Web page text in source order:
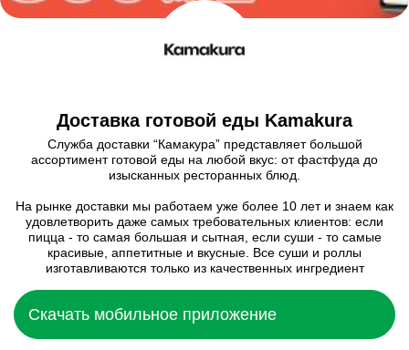
Доставка готовой еды Kamakura
Служба доставки “Камакура” представляет большой
ассортимент готовой еды на любой вкус: от фастфуда до
изысканных ресторанных блюд.
На рынке доставки мы работаем уже более 10 лет и знаем как
удовлетворить даже самых требовательных клиентов: если
пицца - то самая большая и сытная, если суши - то самые
красивые, аппетитные и вкусные. Все суши и роллы
изготавливаются только из качественных ингредиент
Скачать мобильное приложение